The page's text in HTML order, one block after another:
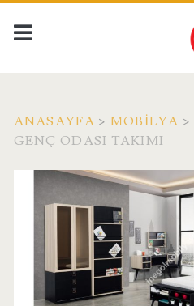
ANASAYFA > MOBILYA >
GENÇ ODASI TAKIMI